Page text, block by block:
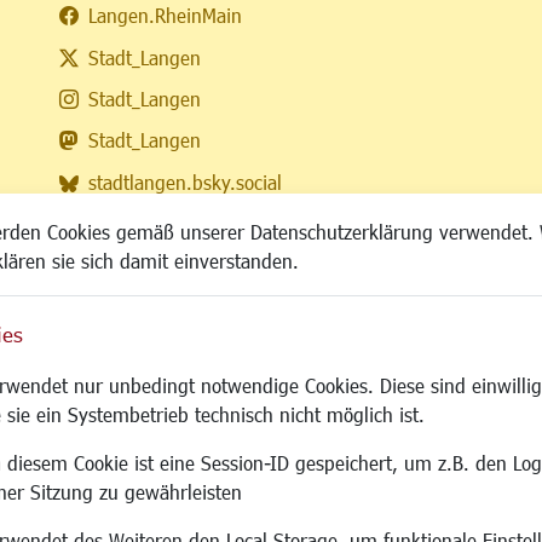
Cookies gemäß unserer Datenschutzerklärung
sie sich damit einverstanden.
nur unbedingt notwendige Cookies. Diese sind
ein Systembetrieb technisch nicht möglich ist.
diesem Cookie ist eine Session-ID gespeichert, um z.B. den
Sitzung zu gewährleisten
Langen.RheinMain
Stadt_Langen
Stadt_Langen
Stadt_Langen
stadtlangen.bsky.social
RSS-Feed
Familie/Soziales Bauen/